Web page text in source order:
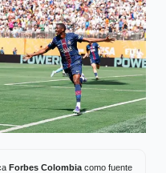
Forbes Colombiacomo fuente